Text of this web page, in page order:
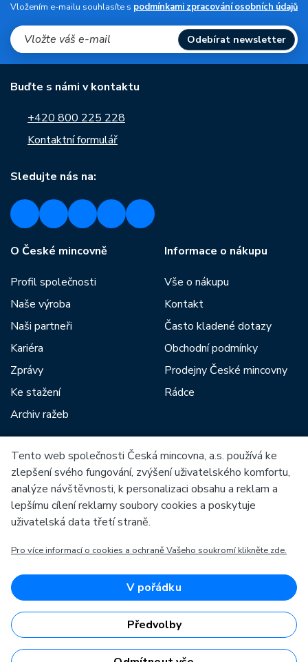
Vložením e-mailu souhlasíte s podmínkami zpracování osobních údajů
Odebírat newsletter
Buďte s námi v kontaktu
+420 800 225 228
Kontaktní formulář
Sledujte nás na:
O České mincovně
Profil společnosti
Naše výroba
Naši partneři
Kariéra
Zprávy
Ke stažení
Archiv ražeb
Informace o nákupu
Vše o nákupu
Kontakt
Často kladené dotazy
Obchodní podmínky
Prodejny České mincovny
Rádce
Mezi naše partnery patří:
Evropská unie
OP Podnikání a inovace pro konkurenceschopnost
Evropský fond pro regionální rozvoj
Tento web společnosti Česká mincovna, a.s. používá ke
zlepšení svého fungování, zvýšení uživatelského komfortu,
analýze návštěvnosti, k personalizaci obsahu a reklam a
lepšímu cílení reklamy soubory cookies a poskytuje
uživatelská data třetí straně.
Pro více informací o cookies a ochraně Vašeho soukromí klikněte zde.
V pořádku
Předvolby